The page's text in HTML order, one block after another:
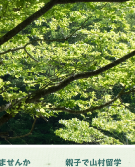
せんか 親子で山村留学